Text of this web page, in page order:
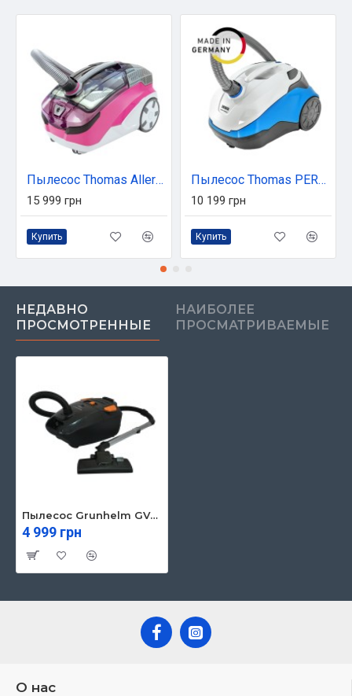
Пылесос Thomas Allergy & Family (788585)
15 999 грн
Купить
Пылесос Thomas PERFECT AIR ALLERGY PURE (786526)
10 199 грн
Купить
НЕДАВНО
ПРОСМОТРЕННЫЕ
НАИБОЛЕЕ
ПРОСМАТРИВАЕМЫЕ
Пылесос Grunhelm GVCM244BO
4 999 грн
О нас